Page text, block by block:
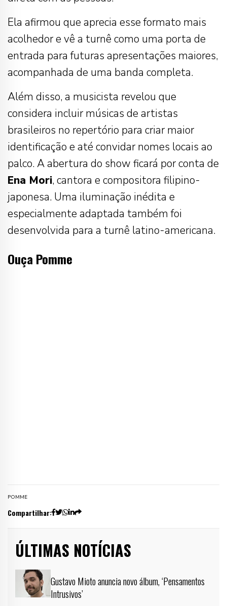
Ela afirmou que aprecia esse formato mais
acolhedor e vê a turnê como uma porta de
entrada para futuras apresentações maiores,
acompanhada de uma banda completa.
Além disso, a musicista revelou que
considera incluir músicas de artistas
brasileiros no repertório para criar maior
identificação e até convidar nomes locais ao
palco. A abertura do show ficará por conta de
Ena Mori, cantora e compositora filipino-
japonesa. Uma iluminação inédita e
especialmente adaptada também foi
desenvolvida para a turnê latino-americana.
Ouça Pomme
POMME
Compartilhar:
ÚLTIMAS NOTÍCIAS
Gustavo Mioto anuncia novo álbum, ‘Pensamentos
Intrusivos’